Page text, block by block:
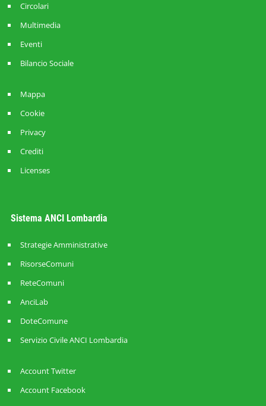
Circolari
Multimedia
Eventi
Bilancio Sociale
Mappa
Cookie
Privacy
Crediti
Licenses
Sistema ANCI Lombardia
Strategie Amministrative
RisorseComuni
ReteComuni
AnciLab
DoteComune
Servizio Civile ANCI Lombardia
Account Twitter
Account Facebook